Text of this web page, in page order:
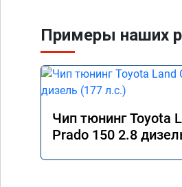
Примеры наших
Чип тюнинг Toyota
Prado 150 2.8